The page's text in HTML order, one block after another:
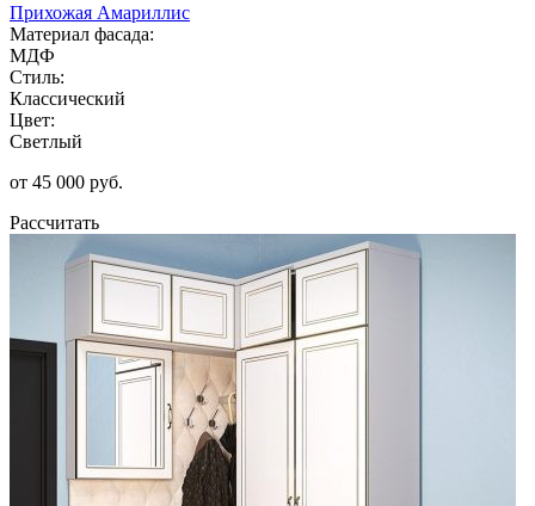
Прихожая Амариллис
Материал фасада:
МДФ
Стиль:
Классический
Цвет:
Светлый
от 45 000 руб.
Рассчитать